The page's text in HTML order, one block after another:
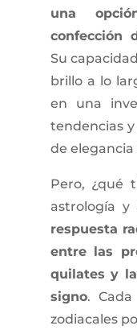
una
confección
Su
brillo a lo
en una
tendencias
de elegancia
Pero, ¿qué
astrología y
respuesta
entre las
quilates y
signo.
zodiacales